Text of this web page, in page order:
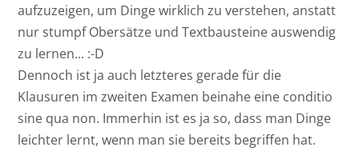
aufzuzeigen, um Dinge wirklich zu verstehen, anstatt
nur stumpf Obersätze und Textbausteine auswendig
zu lernen... :-D
Dennoch ist ja auch letzteres gerade für die
Klausuren im zweiten Examen beinahe eine conditio
sine qua non. Immerhin ist es ja so, dass man Dinge
leichter lernt, wenn man sie bereits begriffen hat.